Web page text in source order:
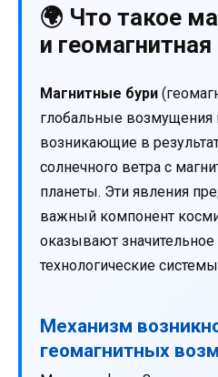
🌍 Что такое
и
Магнитные бури
глобальные
возникающие в
солнечного ветра с
планеты. Эти явления
важный компонент
оказывают
технологические
Механизм
геомагнитных